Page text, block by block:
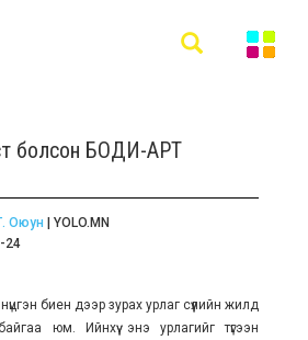
болсон БОДИ-АРТ
Г. Оюун | YOLO.MN
24
биен дээр зурах урлаг сүүлийн жилд
юм. Ийнхүү энэ урлагийг түгээн